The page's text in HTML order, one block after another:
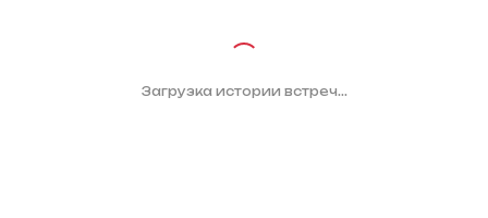
Загрузка истории встреч...